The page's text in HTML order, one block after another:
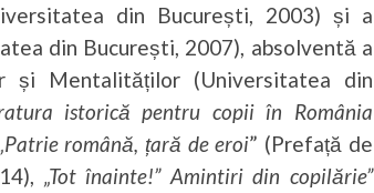
din București, 2003) și a
din București, 2007), absolventă a
și Mentalităților (Universitatea din
istorică pentru copii în România
română, țară de eroi” (Prefață de
„Tot înainte!” Amintiri din copilărie”